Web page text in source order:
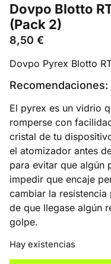
Dovpo Blotto
(Pack 2)
8,50 €
Dovpo Pyrex Blotto
Recomendaciones:
El pyrex es un vidrio
romperse con
cristal de tu
el atomizador antes
para evitar que algún
impedir que encaje
cambiar la
de que llegase algún
golpe.
Hay existencias